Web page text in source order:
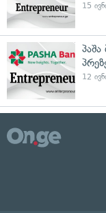
15
12